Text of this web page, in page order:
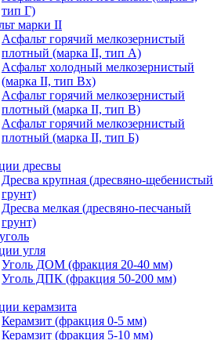
тип Г)
марки II
Асфальт горячий мелкозернистый
плотный (марка II, тип А)
Асфальт холодный мелкозернистый
(марка II, тип Вх)
Асфальт горячий мелкозернистый
плотный (марка II, тип В)
Асфальт горячий мелкозернистый
плотный (марка II, тип Б)
дресвы
Дресва крупная (дресвяно-щебенистый
грунт)
Дресва мелкая (дресвяно-песчаный
грунт)
угля
Уголь ДОМ (фракция 20-40 мм)
Уголь ДПК (фракция 50-200 мм)
керамзита
Керамзит (фракция 0-5 мм)
Керамзит (фракция 5-10 мм)